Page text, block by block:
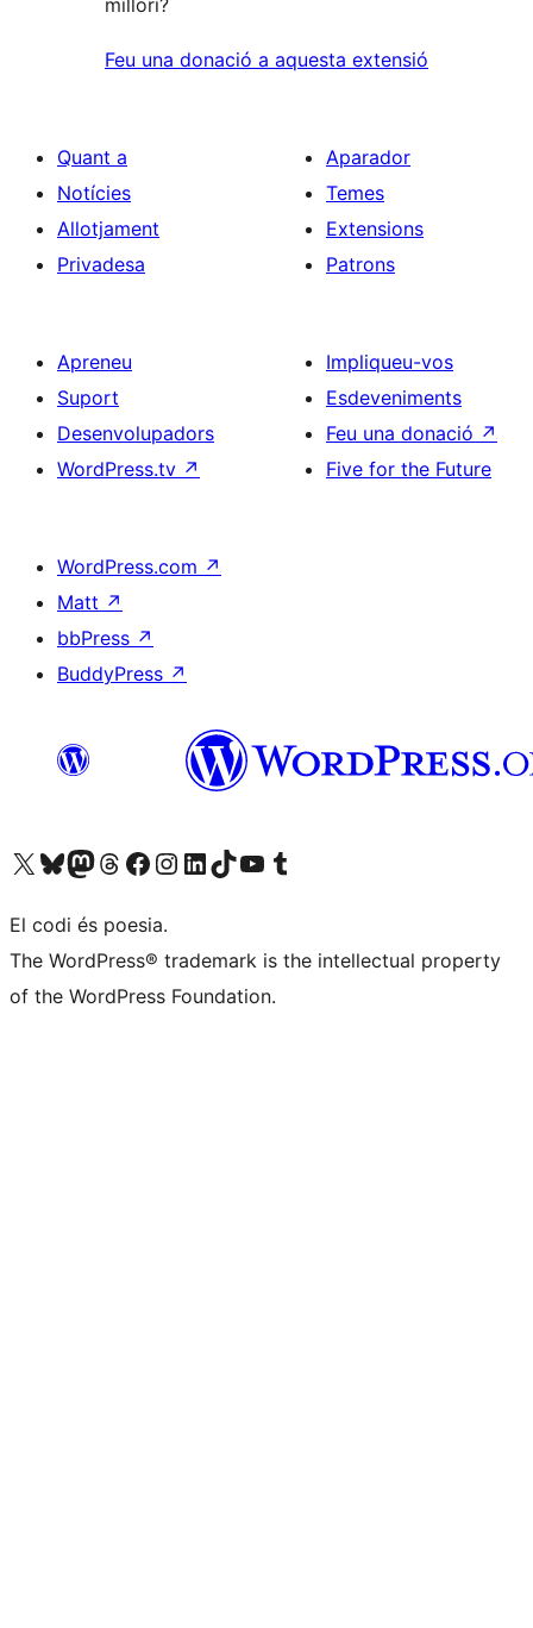
Feu una donació a aquesta extensió
Quant a
Notícies
Allotjament
Privadesa
Aparador
Temes
Extensions
Patrons
Apreneu
Suport
Desenvolupadors
WordPress.tv ↗
Impliqueu-vos
Esdeveniments
Feu una donació ↗
Five for the Future
WordPress.com ↗
Matt ↗
bbPress ↗
BuddyPress ↗
Visiteu el nostre compte X (abans Twitter)
Visiteu el nostre compte de Bluesky
Visiteu el nostre compte al Mastodon
Visiteu el nostre compte de Threads
Visiteu la nostra pàgina al Facebook
Visiteu el nostre compte d'Instagram
Visiteu el nostre compte de LinkedIn
Visiteu el nostre compte de TikTok
Visiteu el nostre canal al YouTube
Visiteu el nostre compte de Tumblr
El codi és poesia.
The WordPress® trademark is the intellectual property
of the WordPress Foundation.